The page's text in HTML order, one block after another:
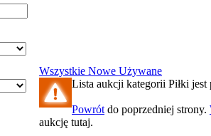
Wszystkie Nowe Używane
Lista aukcji kategorii Piłki jest
Powrót do poprzedniej strony.
aukcję tutaj.